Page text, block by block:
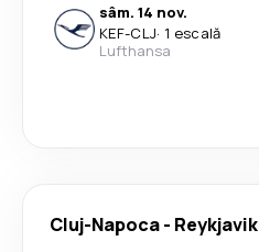
sâm. 14 nov.
KEF-CLJ· 1 escală
Lufthansa
Cluj-Napoca- Reykjavik